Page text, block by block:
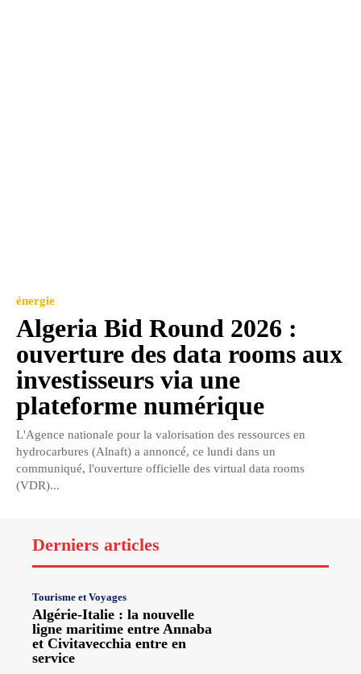
énergie
Algeria Bid Round 2026 :
ouverture des data rooms aux
investisseurs via une
plateforme numérique
L'Agence nationale pour la valorisation des ressources en
hydrocarbures (Alnaft) a annoncé, ce lundi dans un
communiqué, l'ouverture officielle des virtual data rooms
(VDR)...
Derniers articles
Tourisme et Voyages
Algérie-Italie : la nouvelle
ligne maritime entre Annaba
et Civitavecchia entre en
service